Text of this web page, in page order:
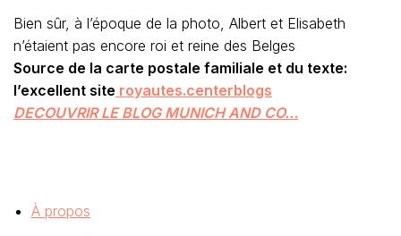
Bien sûr, à l’époque de la photo, Albert et Elisabeth
n’étaient pas encore roi et reine des Belges
Source de la carte postale familiale et du texte:
l’excellent site royautes.centerblogs
DECOUVRIR LE BLOG MUNICH AND CO…
À propos